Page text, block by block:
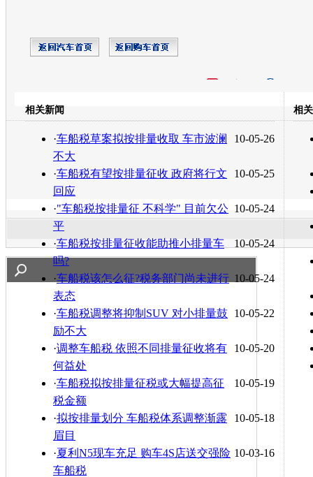
转发至：
相关新闻
10-05-26
·车船税草案拟按排量收取 车市波澜
不大
10-05-25
·车船税有望按排量征收 政府将行文
回应
10-05-24
·"车船税按排量征 不科学" 目前欠公
平
10-05-24
·车船税按排量征收能助推小排量车
吗?
10-05-24
·车船税该怎么征?税务部门尚未进行
表态
10-05-22
·车船税调整将抑制SUV 对小排量鼓
励不大
10-05-20
·调整车船税 依照不同排量征收将有
何益处
10-05-19
·车船税拟按排量征税或大幅提高征
税金额
10-05-18
·拟按排量划分 车船税体系调整渐露
眉目
10-03-16
·夏利N5现车充足 购车4S店送交强险
车船税
相